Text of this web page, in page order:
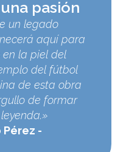
pasión
un legado
aquí para
en la piel del
del fútbol
de esta obra
de formar